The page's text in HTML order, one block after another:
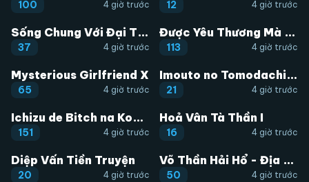
100 4 giờ trước 12 4 giờ trước
HOÀN THÀNH Sống Chung Với Đại Tỷ Ma Cà Rồng
37 4 giờ trước
HOÀN THÀNH Được Yêu Thương Mà Còn Ngại Ngùng Sao!
113 4 giờ trước
HOÀN THÀNH
Mysterious Girlfriend X
65 4 giờ trước
HOÀN THÀNH Imouto no Tomodachi ga Nani Kangae Teru no ka Wakaranai
21 4 giờ trước
HOÀN THÀNH Ichizu de Bitch na Kouhai
151 4 giờ trước
HOÀN THÀNH
Hoả Vân Tà Thần I
16 4 giờ trước
HOÀN THÀNH
Diệp Vấn Tiền Truyện
20 4 giờ trước
HOÀN THÀNH Võ Thần Hải Hổ - Địa Ngục
50 4 giờ trước